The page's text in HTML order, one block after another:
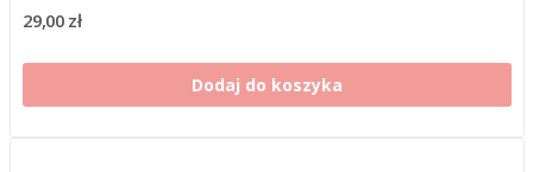
29,00 zł
Dodaj do koszyka